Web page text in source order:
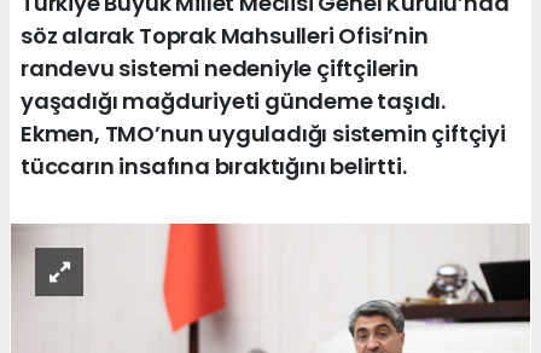
söz alarak Toprak Mahsulleri Ofisi’nin
randevu sistemi nedeniyle çiftçilerin
yaşadığı mağduriyeti gündeme taşıdı.
Ekmen, TMO’nun uyguladığı sistemin çiftçiyi
tüccarın insafına bıraktığını belirtti.